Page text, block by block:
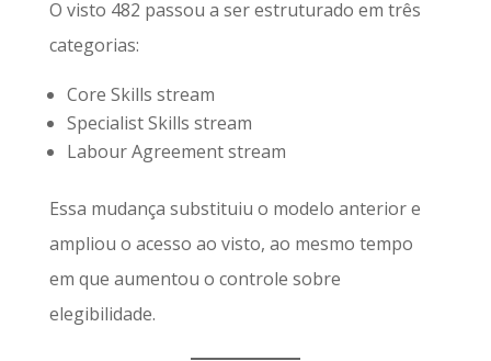
O visto 482 passou a ser estruturado em três
categorias:
Core Skills stream
Specialist Skills stream
Labour Agreement stream
Essa mudança substituiu o modelo anterior e
ampliou o acesso ao visto, ao mesmo tempo
em que aumentou o controle sobre
elegibilidade.